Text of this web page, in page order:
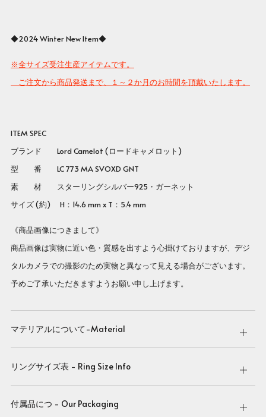
◆2024 Winter New Item◆
※全サイズ受注生産アイテムです。
ご注文から商品発送まで、１～２か月のお時間を頂戴いたします。
ITEM SPEC
ブランド Lord Camelot (ロードキャメロット)
型 番 LC 773 MA SVOXD GNT
素 材 スターリングシルバー925・ガーネット
サイズ (約) H：14.6 mm x T：5.4 mm
《商品画像につきまして》
商品画像は実物に近い色・質感を出すよう心掛けておりますが、デジ
タルカメラでの撮影のため実物と異なって見える場合がございます。
予めご了承いただきますようお願い申し上げます。
マテリアルについて-Material
Open
tab
リングサイズ表 - Ring Size Info
Open
tab
付属品につ - Our Packaging
Open